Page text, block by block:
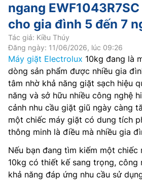
ngang
cho gia đình 5 đến 7
Tác giả: Kiều Thúy
Đăng ngày: 11/06/2026, lúc 09:26
Máy giặt Electrolux 10kg đang là
dòng sản phẩm được nhiều gia
tâm nhờ khả năng giặt sạch hiệu
năng và sở hữu nhiều công nghệ
cảnh nhu cầu giặt giũ ngày càng
một chiếc máy giặt có dung tích
thông minh là điều mà nhiều gia
Nếu bạn đang tìm kiếm một chiếc
10kg có thiết kế sang trọng, công
khả năng đáp ứng nhu cầu sử